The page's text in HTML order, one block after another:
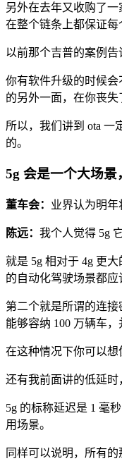
另外在去年又收购了
在整个链条上都保证
以前那个吉普的案例告
你有软件升级的时候
的另外一面，在你丧失
所以，我们讲到 ota
的。
5g 会是一个大场
董车会： 业界认为明年
陈远： 我个人觉得 5g
就是 5g 相对于 4g 更
的自动化驾驶场景都应
第二个就是所谓的连
能够容纳 100 万辆车
在这种情况下你可以
还有我前面讲的低延
5g 的标称延迟是 1 毫
用场景。
同样可以说明，所有